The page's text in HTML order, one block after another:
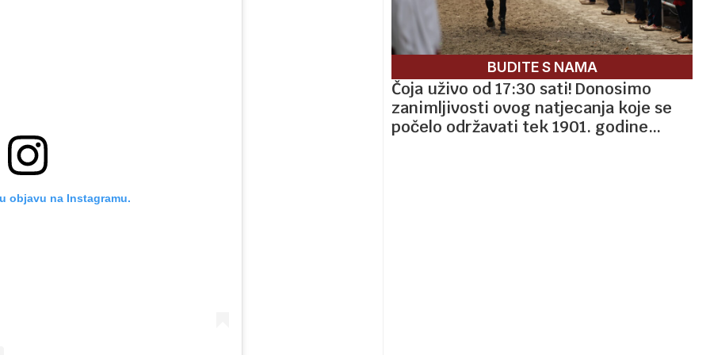
objavu na Instagramu.
BUDITE S NAMA
Čoja uživo od 17:30 sati! Donosimo
zanimljivosti ovog natjecanja koje se
počelo održavati tek 1901. godine…